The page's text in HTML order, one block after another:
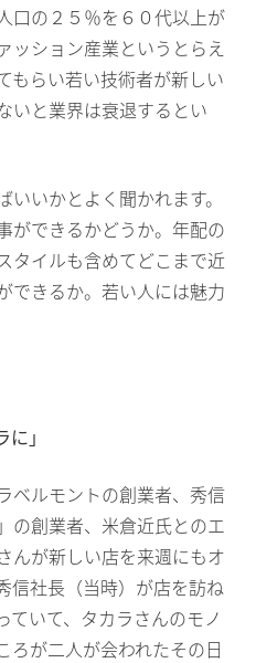
口の２５％を６０代以上が
ッション産業というとらえ
もらい若い技術者が新しい
いと業界は衰退するとい
いいかとよく聞かれます。
ができるかどうか。年配の
タイルも含めてどこまで近
できるか。若い人には魅力
」
ベルモントの創業者、秀信
の創業者、米倉近氏とのエ
んが新しい店を来週にもオ
信社長（当時）が店を訪ね
ていて、タカラさんのモノ
ろが二人が会われたその日